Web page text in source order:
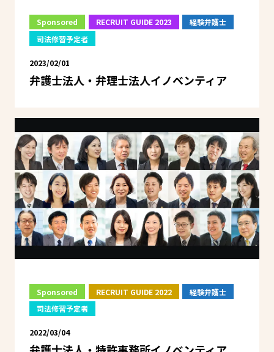
Sponsored RECRUIT GUIDE 2023
経験弁護士
司法修習予定者
2023/02/01
弁護士法人・弁理士法人イノベンティア
Sponsored RECRUIT GUIDE 2022
経験弁護士
司法修習予定者
2022/03/04